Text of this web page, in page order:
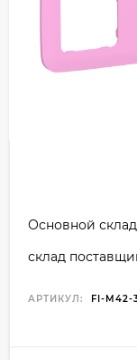
Основной
склад
АРТИКУЛ: FI-M42-